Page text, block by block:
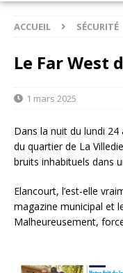
ACCUEIL SÉCURITÉ
Le Far West
1 mars 2025
Dans la nuit du lundi
du quartier de La
bruits inhabituels dans
Elancourt, l’est-elle
magazine municipal et
Malheureusement,